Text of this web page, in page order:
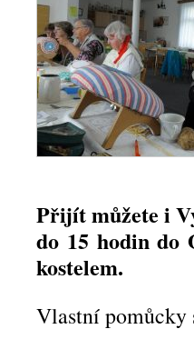
Přijít můžete i
do 15 hodin do
kostelem.
Vlastní pomůcky